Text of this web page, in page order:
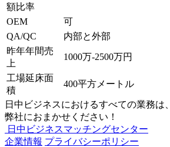
額比率
OEM
可
QA/QC
内部と外部
昨年年間売
上
1000万-2500万円
工場延床面
積
400平方メートル
日中ビジネスにおけるすべての業務は、
弊社におまかせください！
日中ビジネスマッチングセンター
企業情報 プライバシーポリシー